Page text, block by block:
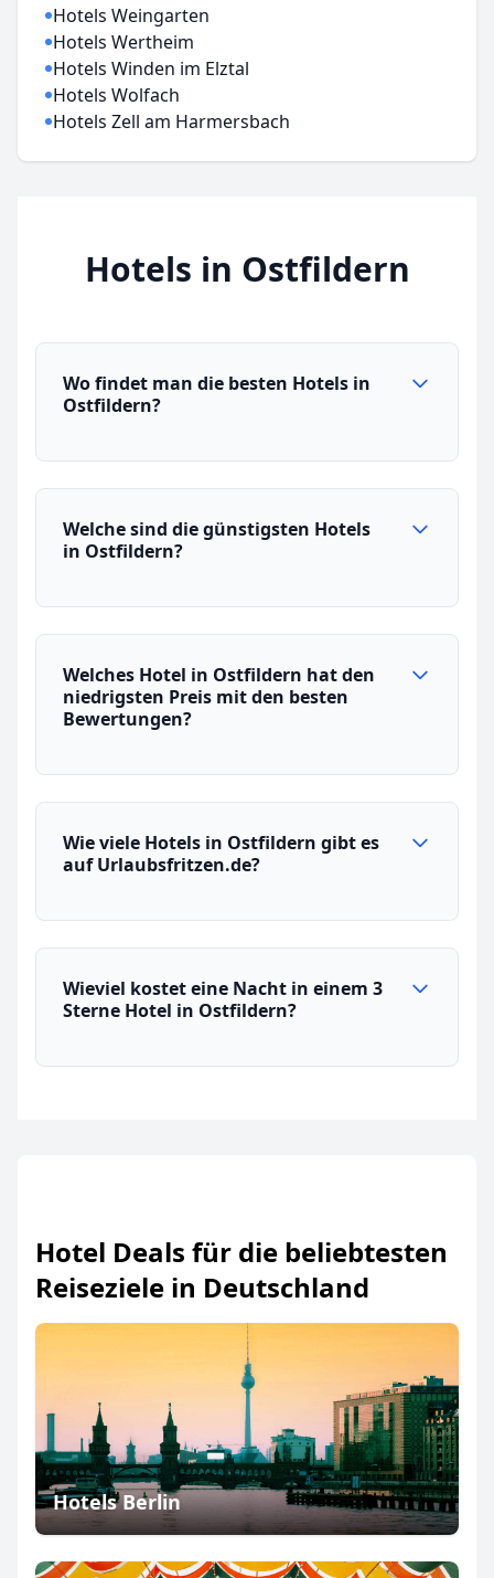
Hotels Weingarten
Hotels Wertheim
Hotels Winden im Elztal
Hotels Wolfach
Hotels Zell am Harmersbach
Hotels in Ostfildern
Wo findet man die besten Hotels in
Ostfildern?
Welche sind die günstigsten Hotels
in Ostfildern?
Welches Hotel in Ostfildern hat den
niedrigsten Preis mit den besten
Bewertungen?
Wie viele Hotels in Ostfildern gibt es
auf Urlaubsfritzen.de?
Wieviel kostet eine Nacht in einem 3
Sterne Hotel in Ostfildern?
Hotel Deals für die beliebtesten
Reiseziele in Deutschland
Hotels Berlin